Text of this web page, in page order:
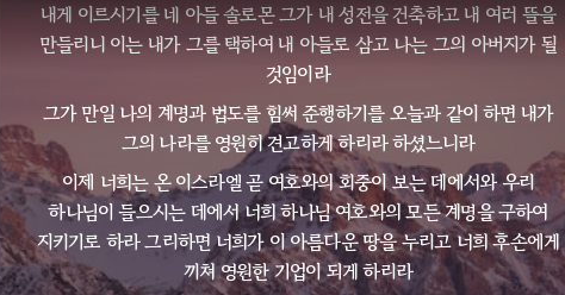
내게 이르시기를 네 아들 솔로몬 그가 내 성전을 건축하고 내 여러 뜰을
만들리니 이는 내가 그를 택하여 내 아들로 삼고 나는 그의 아버지가 될
것임이라
그가 만일 나의 계명과 법도를 힘써 준행하기를 오늘과 같이 하면 내가
그의 나라를 영원히 견고하게 하리라 하셨느니라
이제 너희는 온 이스라엘 곧 여호와의 회중이 보는 데에서와 우리
하나님이 들으시는 데에서 너희 하나님 여호와의 모든 계명을 구하여
지키기로 하라 그리하면 너희가 이 아름다운 땅을 누리고 너희 후손에게
끼쳐 영원한 기업이 되게 하리라